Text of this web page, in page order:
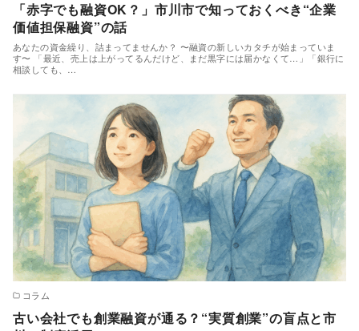
「赤字でも融資OK？」市川市で知っておくべき“企業
価値担保融資”の話
あなたの資金繰り、詰まってませんか？ 〜融資の新しいカタチが始まっていま
す〜 「最近、売上は上がってるんだけど、まだ黒字には届かなくて…」「銀行に
相談しても、…
コラム
古い会社でも創業融資が通る？“実質創業”の盲点と市